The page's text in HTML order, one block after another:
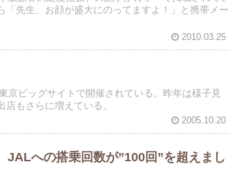
先生、お顔が盛大にのってますよ！」と携帯メー
2010.03.25
京ビッグサイトで開催されている。昨年は様子見
もさらに増えている。
2005.10.20
への搭乗回数が”100回”を超えまし